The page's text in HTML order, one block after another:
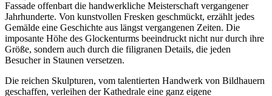
Fassade offenbart die handwerkliche Meisterschaft vergangener
Jahrhunderte. Von kunstvollen Fresken geschmückt, erzählt jedes
Gemälde eine Geschichte aus längst vergangenen Zeiten. Die
imposante Höhe des Glockenturms beeindruckt nicht nur durch ihre
Größe, sondern auch durch die filigranen Details, die jeden
Besucher in Staunen versetzen.
Die reichen Skulpturen, vom talentierten Handwerk von Bildhauern
geschaffen, verleihen der Kathedrale eine ganz eigene